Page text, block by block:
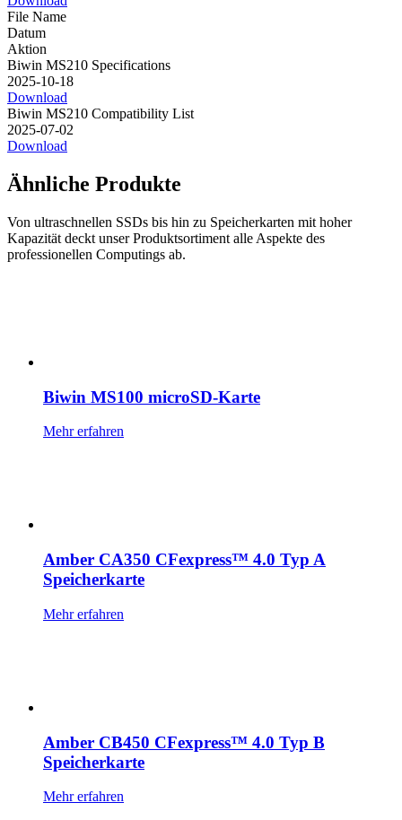
File Name
Datum
Aktion
Biwin MS210 Specifications
2025-10-18
Download
Biwin MS210 Compatibility List
2025-07-02
Download
Ähnliche Produkte
Von ultraschnellen SSDs bis hin zu Speicherkarten mit hoher
Kapazität deckt unser Produktsortiment alle Aspekte des
professionellen Computings ab.
Biwin MS100 microSD-Karte
Mehr erfahren
Amber CA350 CFexpress™ 4.0 Typ A
Speicherkarte
Mehr erfahren
Amber CB450 CFexpress™ 4.0 Typ B
Speicherkarte
Mehr erfahren